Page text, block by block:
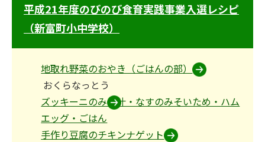
平成21年度のびのび食育実践事業入選レシピ
（新富町小中学校）
地取れ野菜のおやき（ごはんの部）
おくらなっとう
ズッキーニのみそ汁・なすのみそいため・ハム
エッグ・ごはん
手作り豆腐のチキンナゲット